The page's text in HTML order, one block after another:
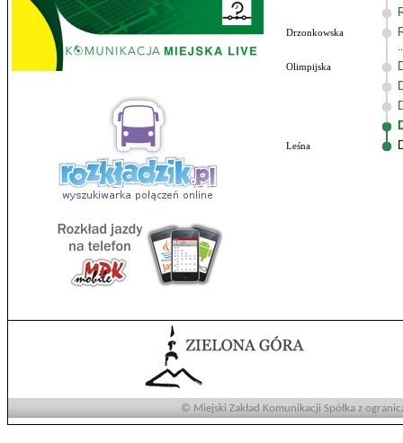
Drzonkowska
Olimpijska
Leśna
© Miejski Zakład Komunikacji Spółka z